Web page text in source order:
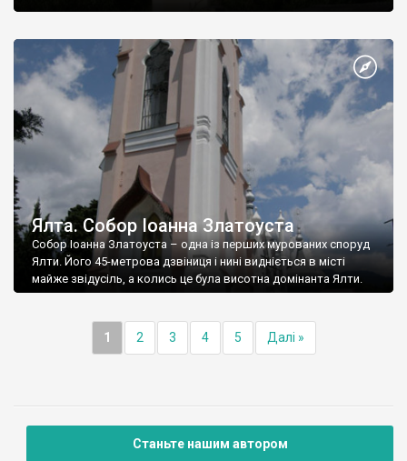
Ялта. Собор Іоанна Златоуста
Собор Іоанна Златоуста – одна із перших мурованих споруд
Ялти. Його 45-метрова дзвіниця і нині видніється в місті
майже звідусіль, а колись це була висотна домінанта Ялти.
1 2 3 4 5 Далі »
Станьте нашим автором